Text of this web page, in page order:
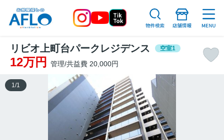
リビオ上町台パークレジデンス 空室1
12万円 管理/共益費 20,000円
1 /1